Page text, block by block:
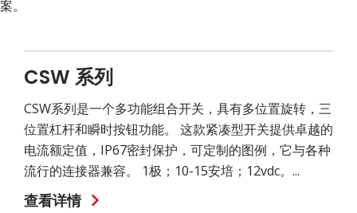
案。
CSW 系列
CSW系列是一个多功能组合开关，具有多位置旋转，三
位置杠杆和瞬时按钮功能。 这款紧凑型开关提供卓越的
电流额定值，IP67密封保护，可定制的图例，它与各种
流行的连接器兼容。 1极；10-15安培；12vdc。...
查看详情